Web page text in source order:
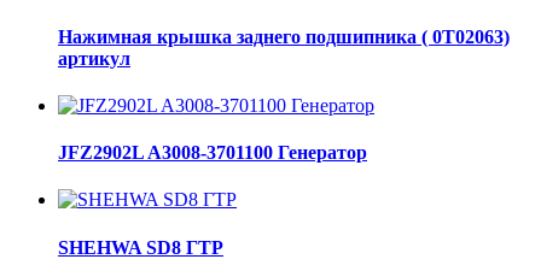
Нажимная крышка заднего подшипника ( 0Т02063)
артикул
JFZ2902L A3008-3701100 Генератор
SHEHWA SD8 ГТР